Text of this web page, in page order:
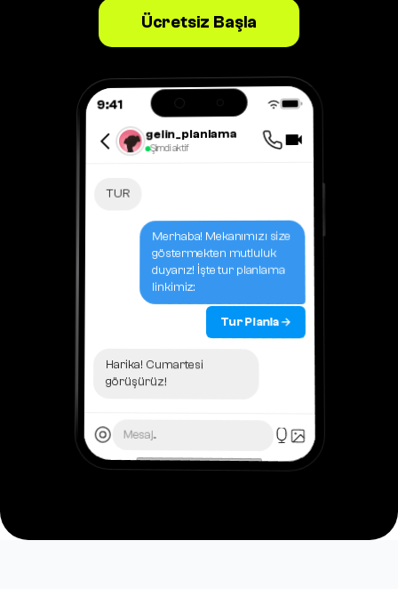
Ücretsiz Başla
9:41
gelin_planlama
Şimdi aktif
TUR
Merhaba! Mekanımızı size
göstermekten mutluluk
duyarız! İşte tur planlama
linkimiz:
Tur Planla →
Harika! Cumartesi
görüşürüz!
Mesaj...